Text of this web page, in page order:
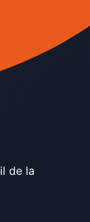
de la